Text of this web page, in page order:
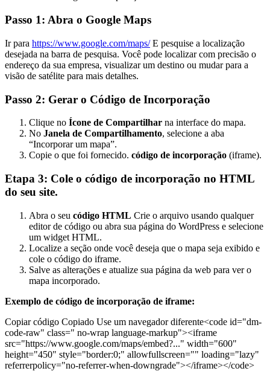
Passo 1: Abra o Google Maps
Ir para https://www.google.com/maps/E pesquise a localização
desejada na barra de pesquisa. Você pode localizar com precisão o
endereço da sua empresa, visualizar um destino ou mudar para a
visão de satélite para mais detalhes.
Passo 2: Gerar o Código de Incorporação
Clique no Ícone de Compartilhar na interface do mapa.
No Janela de Compartilhamento, selecione a aba
“Incorporar um mapa”.
Copie o que foi fornecido. código de incorporação (iframe).
Etapa 3: Cole o código de incorporação no HTML
do seu site.
Abra o seu código HTML Crie o arquivo usando qualquer
editor de código ou abra sua página do WordPress e selecione
um widget HTML.
Localize a seção onde você deseja que o mapa seja exibido e
cole o código do iframe.
Salve as alterações e atualize sua página da web para ver o
mapa incorporado.
Exemplo de código de incorporação de iframe:
Copiar código Copiado Use um navegador diferente<code id="dm-
code-raw" class=" no-wrap language-markup"><iframe
src="https://www.google.com/maps/embed?..." width="600"
height="450" style="border:0;" allowfullscreen="" loading="lazy"
referrerpolicy="no-referrer-when-downgrade"></iframe></code>